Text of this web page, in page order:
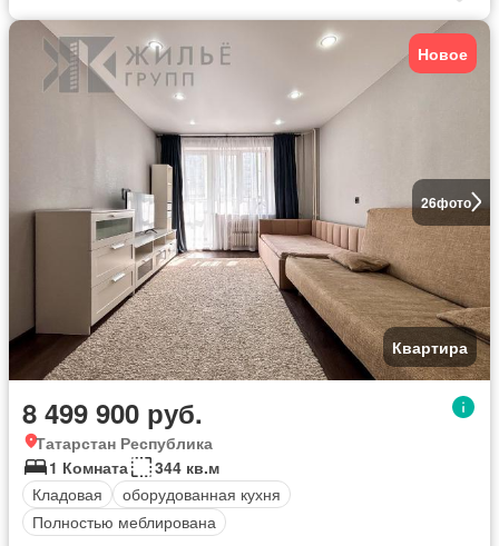
26фото
Новое
Квартира
8 499 900 руб.
Татарстан Республика
1 Комната
344 кв.м
Кладовая
оборудованная кухня
Полностью меблирована